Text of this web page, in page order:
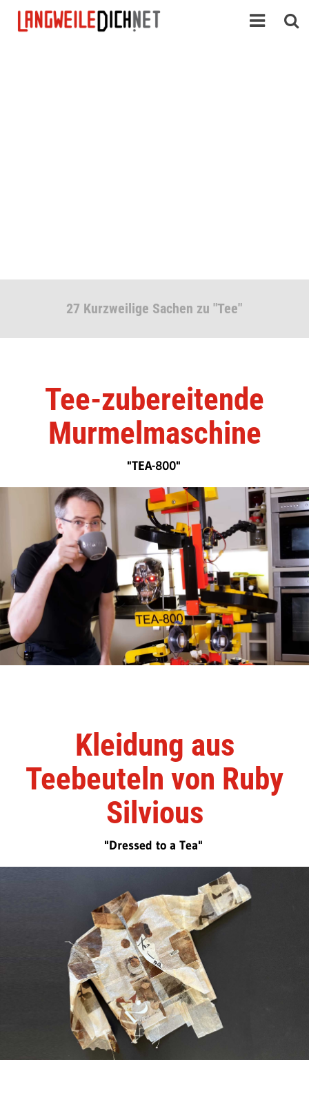
27 Kurzweilige Sachen zu "Tee"
Tee-zubereitende
Murmelmaschine
"TEA-800"
Kleidung aus
Teebeuteln von Ruby
Silvious
"Dressed to a Tea"